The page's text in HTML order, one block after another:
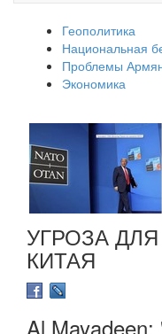
Геополитика
Национальная
Проблемы
Экономика
УГРОЗА
КИТАЯ
Al